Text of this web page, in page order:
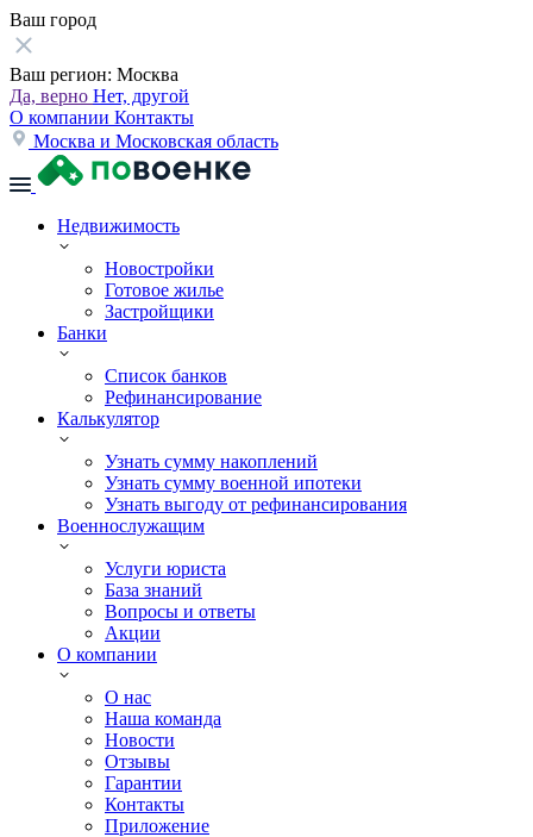
Ваш город
Ваш регион: Москва
Да, верно Нет, другой
О компании Контакты
Москва и Московская область
Недвижимость
Новостройки
Готовое жилье
Застройщики
Банки
Список банков
Рефинансирование
Калькулятор
Узнать сумму накоплений
Узнать сумму военной ипотеки
Узнать выгоду от рефинансирования
Военнослужащим
Услуги юриста
База знаний
Вопросы и ответы
Акции
О компании
О нас
Наша команда
Новости
Отзывы
Гарантии
Контакты
Приложение